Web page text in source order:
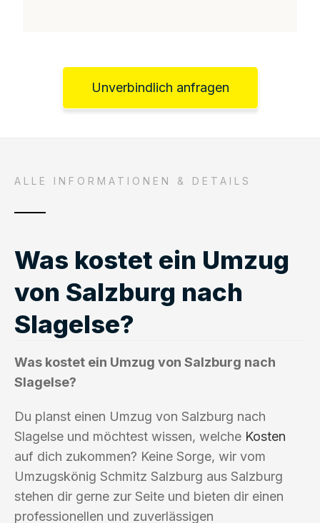
Unverbindlich anfragen
ALLE INFORMATIONEN & DETAILS
Was kostet ein Umzug
von Salzburg nach
Slagelse?
Was kostet ein Umzug von Salzburg nach
Slagelse?
Du planst einen Umzug von Salzburg nach
Slagelse und möchtest wissen, welche Kosten
auf dich zukommen? Keine Sorge, wir vom
Umzugskönig Schmitz Salzburg aus Salzburg
stehen dir gerne zur Seite und bieten dir einen
professionellen und zuverlässigen